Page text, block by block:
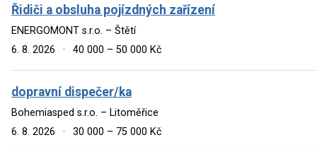
Řidiči a obsluha pojízdných zařízení
ENERGOMONT s.r.o. – Štětí
6. 8. 2026
· 40 000 – 50 000 Kč
dopravní dispečer/ka
Bohemiasped s.r.o. – Litoměřice
6. 8. 2026
· 30 000 – 75 000 Kč